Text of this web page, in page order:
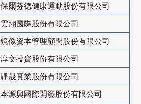
保爾芬德健康運動股份有限公司
雲翔國際股份有限公司
鏡像資本管理顧問股份有限公司
淳文投資股份有限公司
靜晟實業股份有限公司
本源興國際開發股份有限公司